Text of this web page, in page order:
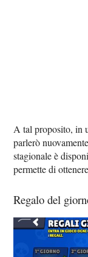
A tal proposito, in
parlerò
stagionale è
permette di
Regalo del